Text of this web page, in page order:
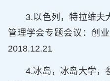
3.以色列，特拉维夫
管理学会专题会议：创
2018.12.21
4.冰岛，冰岛大学，